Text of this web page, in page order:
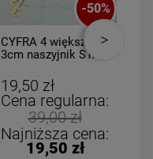
-50%
CYFRA 4 większa
3cm naszyjnik STAL
19,50 zł
Cena regularna:
39,00 zł
Najniższa cena:
19,50 zł